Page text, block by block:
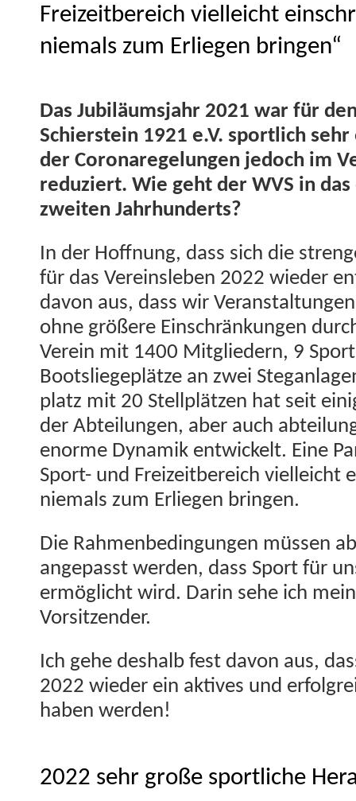
Freizeitbereich vielleicht
niemals zum Erliegen bringen“
Das Jubiläum­s­jahr 2021 war für
Schier­stein 1921 e.V. sportlich
der Coronaregelun­gen jedoch im
reduziert. Wie geht der WVS in das
zweit­en Jahrhunderts?
In der Hoff­nung, dass sich die
für das Vere­insleben 2022 wieder
davon aus, dass wir
ohne größere Ein­schränkun­gen
Vere­in mit 1400 Mit­gliedern, 9
Boot­sliege­plätze an zwei
platz mit 20 Stellplätzen hat seit
der Abteilun­gen, aber auch
enorme Dynamik entwick­elt. Eine
Sport- und Freizeit­bere­ich vielle­icht
niemals zum Erliegen bringen.
Die Rah­menbe­din­gun­gen müssen
angepasst wer­den, dass Sport für
ermöglicht wird. Darin sehe ich
Vorsitzender.
Ich gehe deshalb fest davon aus,
2022 wieder ein aktives und
haben werden!
2022 sehr große sportliche